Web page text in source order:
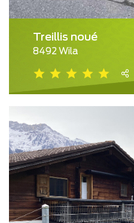
Treillis noué
8492 Wila